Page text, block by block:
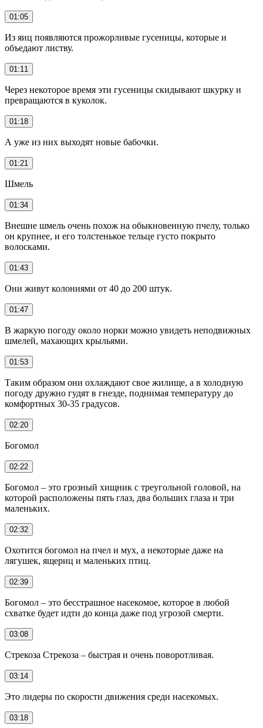
01:05
Из яиц появляются прожорливые гусеницы, которые и
объедают листву.
01:11
Через некоторое время эти гусеницы скидывают шкурку и
превращаются в куколок.
01:18
А уже из них выходят новые бабочки.
01:21
Шмель
01:34
Внешне шмель очень похож на обыкновенную пчелу, только
он крупнее, и его толстенькое тельце густо покрыто
волосками.
01:43
Они живут колониями от 40 до 200 штук.
01:47
В жаркую погоду около норки можно увидеть неподвижных
шмелей, махающих крыльями.
01:53
Таким образом они охлаждают свое жилище, а в холодную
погоду дружно гудят в гнезде, поднимая температуру до
комфортных 30-35 градусов.
02:20
Богомол
02:22
Богомол – это грозный хищник с треугольной головой, на
которой расположены пять глаз, два больших глаза и три
маленьких.
02:32
Охотится богомол на пчел и мух, а некоторые даже на
лягушек, ящериц и маленьких птиц.
02:39
Богомол – это бесстрашное насекомое, которое в любой
схватке будет идти до конца даже под угрозой смерти.
03:08
Стрекоза Стрекоза – быстрая и очень поворотливая.
03:14
Это лидеры по скорости движения среди насекомых.
03:18